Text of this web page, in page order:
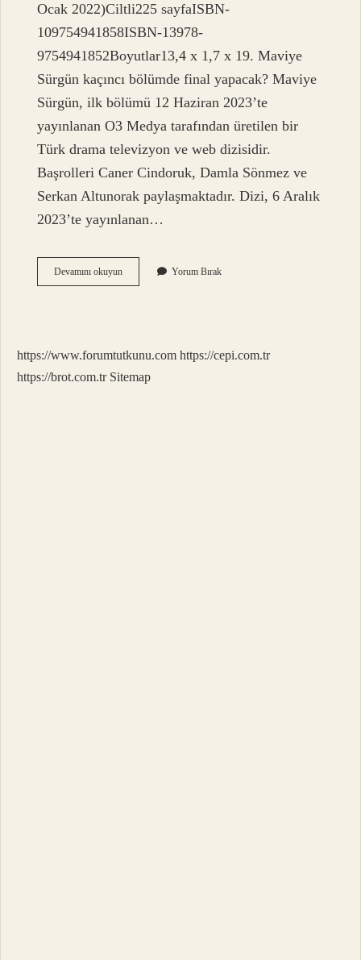
Ocak 2022)Ciltli‎225 sayfaISBN-
10‎9754941858ISBN-13‎978-
9754941852Boyutlar‎13,4 x 1,7 x 19. Maviye
Sürgün kaçıncı bölümde final yapacak? Maviye
Sürgün, ilk bölümü 12 Haziran 2023’te
yayınlanan O3 Medya tarafından üretilen bir
Türk drama televizyon ve web dizisidir.
Başrolleri Caner Cindoruk, Damla Sönmez ve
Serkan Altunorak paylaşmaktadır. Dizi, 6 Aralık
2023’te yayınlanan…
Devamını okuyunMavi
Sürgün
Yorum Bırak
https://www.forumtutkunu.com https://cepi.com.tr
https://brot.com.tr Sitemap